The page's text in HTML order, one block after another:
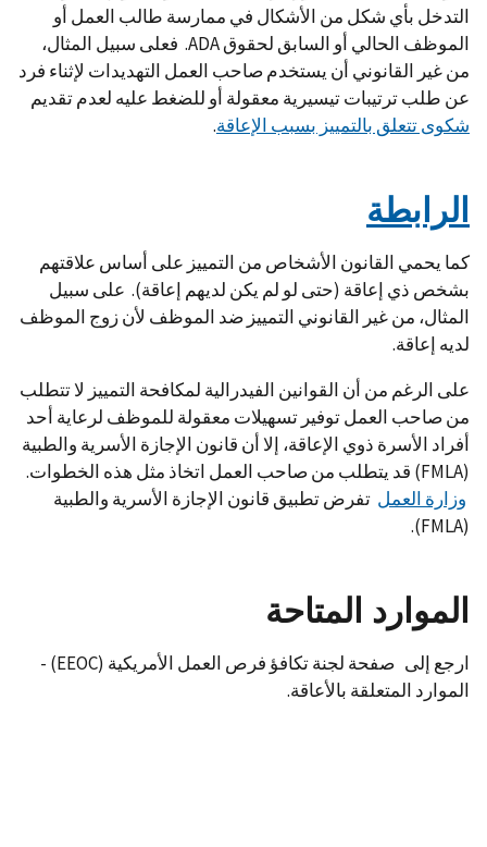
التدخل بأي شكل من الأشكال في ممارسة طالب العمل أو
الموظف الحالي أو السابق لحقوق ADA. فعلى سبيل المثال،
من غير القانوني أن يستخدم صاحب العمل التهديدات لإثناء فرد
عن طلب ترتيبات تيسيرية معقولة أو للضغط عليه لعدم تقديم
شكوى تتعلق بالتمييز بسبب الإعاقة.
الرابطة
كما يحمي القانون الأشخاص من التمييز على أساس علاقتهم
بشخص ذي إعاقة (حتى لو لم يكن لديهم إعاقة). على سبيل
المثال، من غير القانوني التمييز ضد الموظف لأن زوج الموظف
لديه إعاقة.
على الرغم من أن القوانين الفيدرالية لمكافحة التمييز لا تتطلب
من صاحب العمل توفير تسهيلات معقولة للموظف لرعاية أحد
أفراد الأسرة ذوي الإعاقة، إلا أن قانون الإجازة الأسرية والطبية
(FMLA) قد يتطلب من صاحب العمل اتخاذ مثل هذه الخطوات.
وزارة العمل تفرض تطبيق قانون الإجازة الأسرية والطبية
(FMLA).
الموارد المتاحة
ارجع إلى صفحة لجنة تكافؤ فرص العمل الأمريكية (EEOC) -
الموارد المتعلقة بالأعاقة.